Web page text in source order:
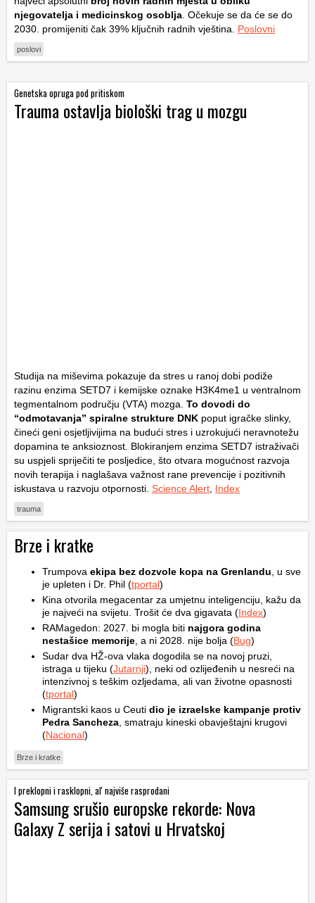
njegovatelja i medicinskog osoblja. Očekuje se da će se do
2030. promijeniti čak 39% ključnih radnih vještina. Poslovni
poslovi
Genetska opruga pod pritiskom
Trauma ostavlja biološki trag u mozgu
Studija na miševima pokazuje da stres u ranoj dobi podiže
razinu enzima SETD7 i kemijske oznake H3K4me1 u ventralnom
tegmentalnom području (VTA) mozga. To dovodi do
“odmotavanja” spiralne strukture DNK poput igračke slinky,
čineći geni osjetljivijima na budući stres i uzrokujući neravnotežu
dopamina te anksioznost. Blokiranjem enzima SETD7 istraživači
su uspjeli spriječiti te posljedice, što otvara mogućnost razvoja
novih terapija i naglašava važnost rane prevencije i pozitivnih
iskustava u razvoju otpornosti. Science Alert Index
trauma
Brze i kratke
Trumpova ekipa bez dozvole kopa na Grenlandu , u sve
je upleten i Dr. Phil (tportal)
Kina otvorila megacentar za umjetnu inteligenciju, kažu da
je najveći na svijetu. Trošit će dva gigavata (Index)
RAMagedon: 2027. bi mogla biti najgora godina
nestašice memorije , a ni 2028. nije bolja (Bug)
Sudar dva HŽ-ova vlaka dogodila se na novoj pruzi,
istraga u tijeku (Jutarnji), neki od ozlijeđenih u nesreći na
intenzivnoj s teškim ozljedama, ali van životne opasnosti
(tportal)
Migrantski kaos u Ceuti dio je izraelske kampanje protiv
Pedra Sancheza , smatraju kineski obavještajni krugovi
(Nacional)
Brze i kratke
I preklopni i rasklopni, al' najviše rasprodani
Samsung srušio europske rekorde: Nova
Galaxy Z serija i satovi u Hrvatskoj